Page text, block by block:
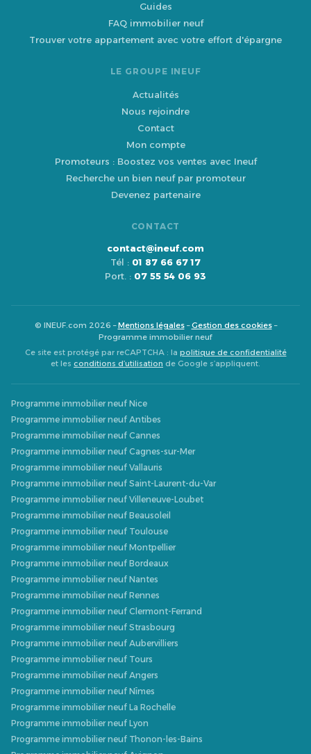
Guides
FAQ immobilier neuf
Trouver votre appartement avec votre effort d'épargne
LE GROUPE INEUF
Actualités
Nous rejoindre
Contact
Mon compte
Promoteurs : Boostez vos ventes avec Ineuf
Recherche un bien neuf par promoteur
Devenez partenaire
CONTACT
contact@ineuf.com
Tél : 01 87 66 67 17
Port. : 07 55 54 06 93
© INEUF.com 2026 –Mentions légales–Gestion des cookies–
Programme immobilier neuf
Ce site est protégé par reCAPTCHA : la politique de confidentialité
et les conditions d’utilisation de Google s’appliquent.
Programme immobilier neuf Nice
Programme immobilier neuf Antibes
Programme immobilier neuf Cannes
Programme immobilier neuf Cagnes-sur-Mer
Programme immobilier neuf Vallauris
Programme immobilier neuf Saint-Laurent-du-Var
Programme immobilier neuf Villeneuve-Loubet
Programme immobilier neuf Beausoleil
Programme immobilier neuf Toulouse
Programme immobilier neuf Montpellier
Programme immobilier neuf Bordeaux
Programme immobilier neuf Nantes
Programme immobilier neuf Rennes
Programme immobilier neuf Clermont-Ferrand
Programme immobilier neuf Strasbourg
Programme immobilier neuf Aubervilliers
Programme immobilier neuf Tours
Programme immobilier neuf Angers
Programme immobilier neuf Nîmes
Programme immobilier neuf La Rochelle
Programme immobilier neuf Lyon
Programme immobilier neuf Thonon-les-Bains